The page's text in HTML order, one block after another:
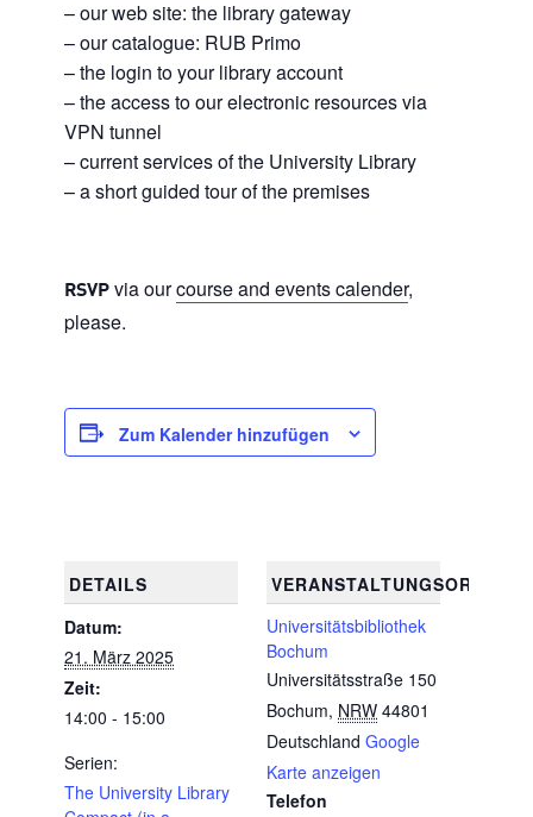
– our web site: the library gateway
– our catalogue: RUB Primo
– the login to your library account
– the access to our electronic resources via
VPN tunnel
– current services of the University Library
– a short guided tour of the premises
RSVP via ourcourse and events calender,
please.
Zum Kalender hinzufügen
DETAILS
Datum:
21. März 2025
Zeit:
14:00 - 15:00
Serien:
The University Library
VERANSTALTUNGSORT
Universitätsbibliothek
Bochum
Universitätsstraße 150
Bochum, NRW 44801
Deutschland Google
Karte anzeigen
Telefon